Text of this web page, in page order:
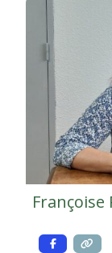
Françoise